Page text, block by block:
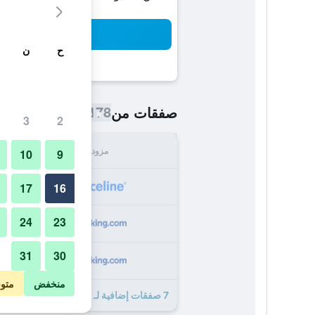
صفقات من178 ﷼
مزود
7 صفقات إضافية لـ نيهاو كافيه هوتل
ح ن
2
3
9
10
16
17
23
24
30
31
منخفض